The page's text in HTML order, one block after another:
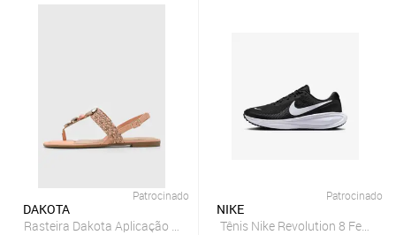
Patrocinado
DAKOTA
Rasteira Dakota Aplicação Coral
Patrocinado
NIKE
Tênis Nike Revolution 8